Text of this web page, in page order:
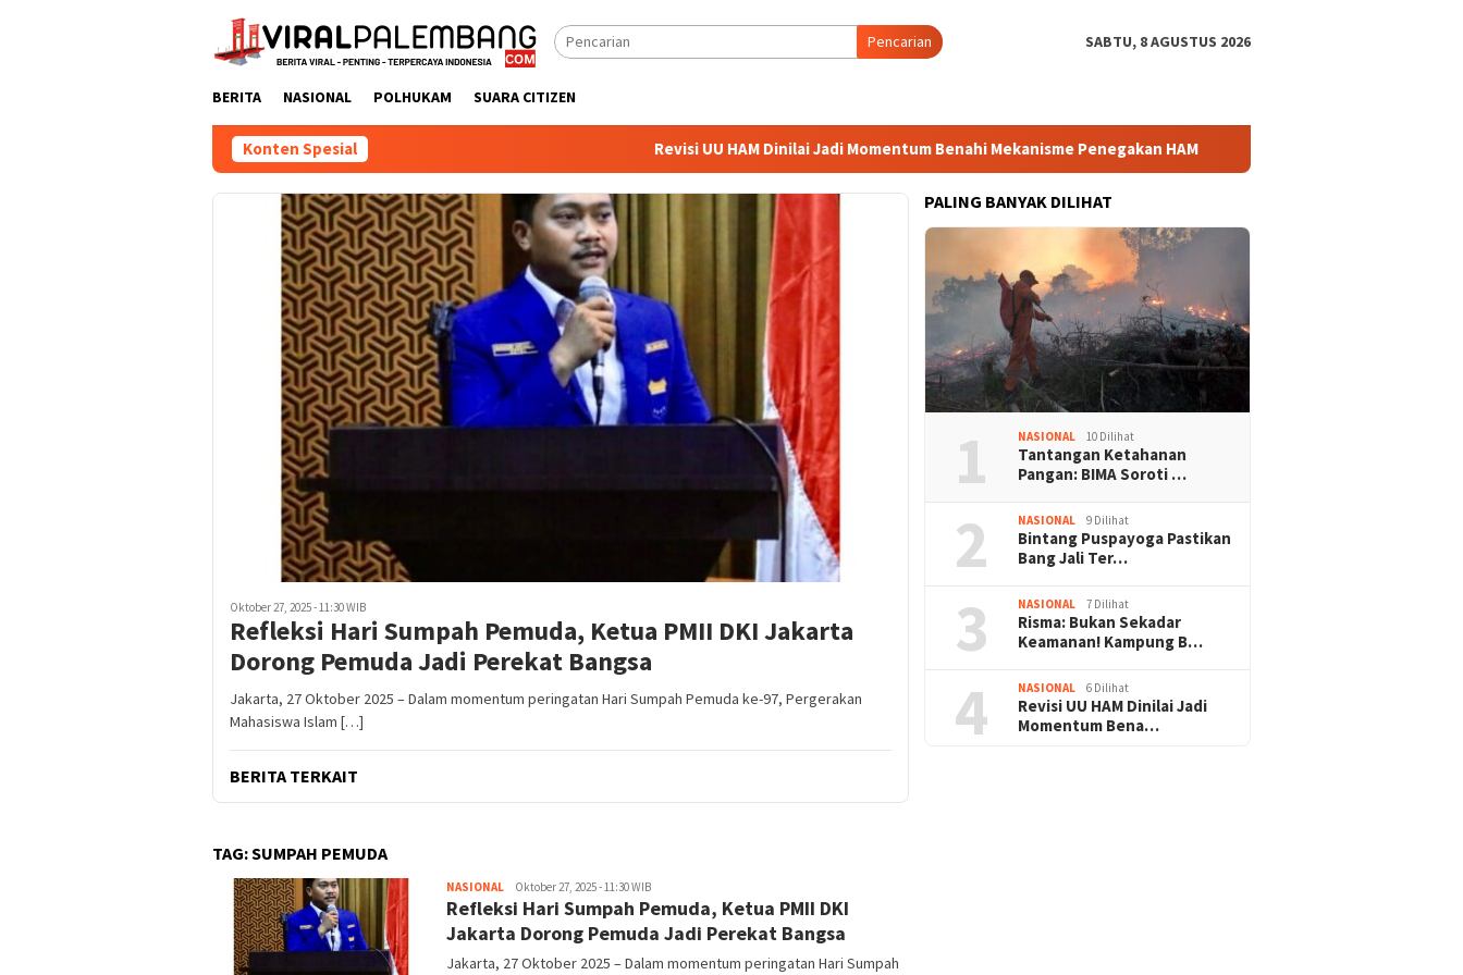
Pencarian SABTU, 8 AGUSTUS 2026
BERITA NASIONAL POLHUKAM SUARA CITIZEN
Konten Spesial Revisi UU HAM Dinilai Jadi Momentum Benahi Mekanisme Penegakan HAM
Oktober 27, 2025 - 11:30 WIB
Refleksi Hari Sumpah Pemuda, Ketua PMII DKI Jakarta
Dorong Pemuda Jadi Perekat Bangsa
Jakarta, 27 Oktober 2025 – Dalam momentum peringatan Hari Sumpah Pemuda ke-97, Pergerakan
Mahasiswa Islam […]
BERITA TERKAIT
TAG:SUMPAH PEMUDA
NASIONAL Redaktur
Oktober 27, 2025 - 11:30 WIB
Refleksi Hari Sumpah Pemuda, Ketua PMII DKI
Jakarta Dorong Pemuda Jadi Perekat Bangsa
Jakarta, 27 Oktober 2025 – Dalam momentum peringatan Hari Sumpah
PALING BANYAK DILIHAT
1 NASIONAL 10 Dilihat
Tantangan Ketahanan
Pangan: BIMA Soroti …
2 NASIONAL 9 Dilihat
Bintang Puspayoga Pastikan
Bang Jali Ter…
3 NASIONAL 7 Dilihat
Risma: Bukan Sekadar
Keamanan! Kampung B…
4 NASIONAL 6 Dilihat
Revisi UU HAM Dinilai Jadi
Momentum Bena…